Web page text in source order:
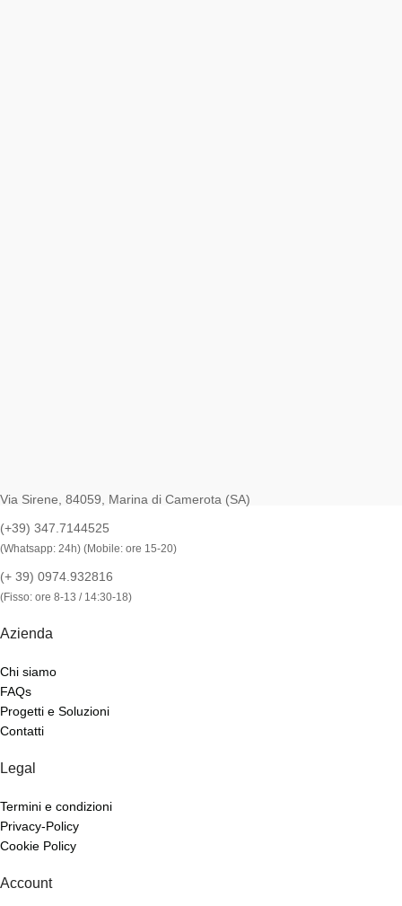
Via Sirene, 84059, Marina di Camerota (SA)
(+39) 347.7144525
(Whatsapp: 24h) (Mobile: ore 15-20)
(+ 39) 0974.932816
(Fisso: ore 8-13 / 14:30-18)
Azienda
Chi siamo
FAQs
Progetti e Soluzioni
Contatti
Legal
Termini e condizioni
Privacy-Policy
Cookie Policy
Account